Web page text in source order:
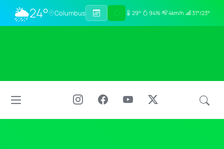
🌦24° Columbus 29° 94% 4km/h 31°/23°